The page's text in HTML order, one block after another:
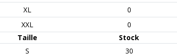
XL 0
XXL 0
Taille Stock
S 30